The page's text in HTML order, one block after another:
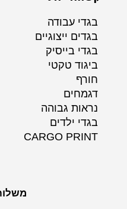
בגדי עבודה
בגדים ייצוגיים
בגדי בייסיק
ביגוד טקטי
חורף
דגמחים
נראות גבוהה
בגדי ילדים
CARGO PRINT
משלוח לכל